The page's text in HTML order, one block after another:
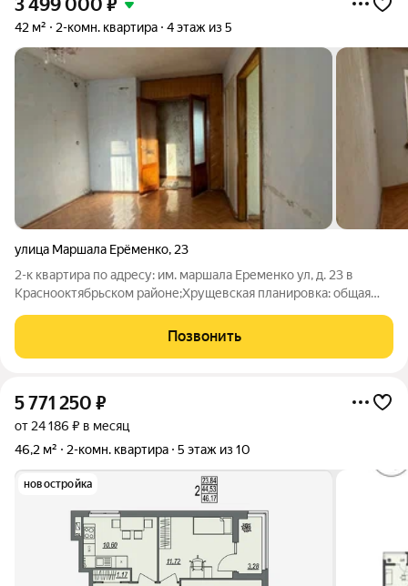
3 499 000 ₽
42 м² 2-комн. квартира 4 этаж из 5
улица Маршала Ерёменко, 23
2-к квартира по адресу: им. маршала Еременко ул, д. 23 в
Краснооктябрьском районе;Хрущевская планировка: общая
метровПластиковые окна. На полу линолеум.При продаже
остается: кухонный
Позвонить
5 771 250 ₽
от 24 186 ₽ в месяц
46,2 м²
2-комн. квартира 5 этаж из 10
новостройка